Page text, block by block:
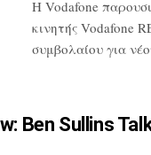
H Vodafone
κινητής Vodafone
συμβολαίουγια
Ben Sullins